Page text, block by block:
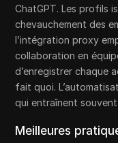
ChatGPT. Les profils
chevauchement des
l’intégration proxy
collaboration en
d’enregistrer chaque
fait quoi.
qui entraînent
Meilleures